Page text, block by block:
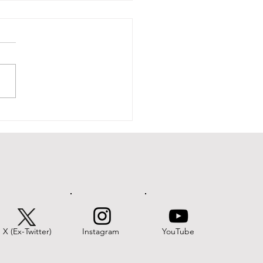
mayor
X (Ex-Twitter) Instagram YouTube